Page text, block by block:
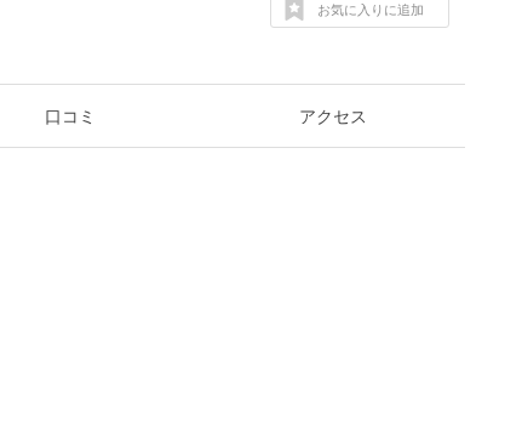
お気に入りに追加
口コミ アクセス